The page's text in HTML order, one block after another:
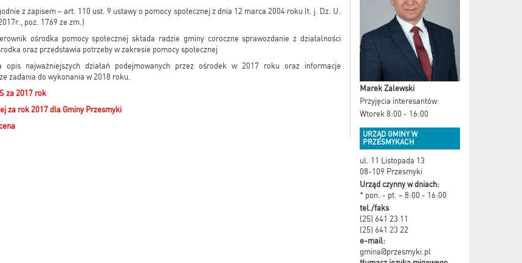
z zapisem – art. 110 ust. 9 ustawy o pomocy społecznej z dnia 12 marca 2004 roku (t. j. Dz. U.
poz. 1769 ze zm.)
ośrodka pomocy społecznej składa radzie gminy coroczne sprawozdanie z działalności
oraz przedstawia potrzeby w zakresie pomocy społecznej
opis najważniejszych działań podejmowanych przez ośrodek w 2017 roku oraz informacje
zadania do wykonania w 2018 roku.
za 2017 rok
za rok 2017 dla Gminy Przesmyki
Marek Zalewski
Przyjęcia interesantów:
Wtorek 8:00 - 16:00
URZĄD GMINY W
PRZESMYKACH
ul. 11 Listopada 13
08-109 Przesmyki
Urząd czynny w dniach:
* pon. - pt. – 8:00 - 16:00
tel./faks
(25) 641 23 11
(25) 641 23 22
e-mail:
gmina@przesmyki.pl